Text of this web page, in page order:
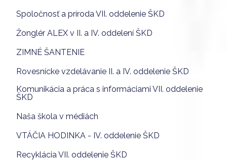
Spoločnosť a príroda VII. oddelenie ŠKD
Žonglér ALEX v II. a IV. oddelení ŠKD
ZIMNÉ ŠANTENIE
Rovesnícke vzdelávanie II. a IV. oddelenie ŠKD
Komunikácia a práca s informáciami VII. oddelenie
ŠKD
Naša škola v médiách
VTÁČIA HODINKA - IV. oddelenie ŠKD
Recyklácia VII. oddelenie ŠKD